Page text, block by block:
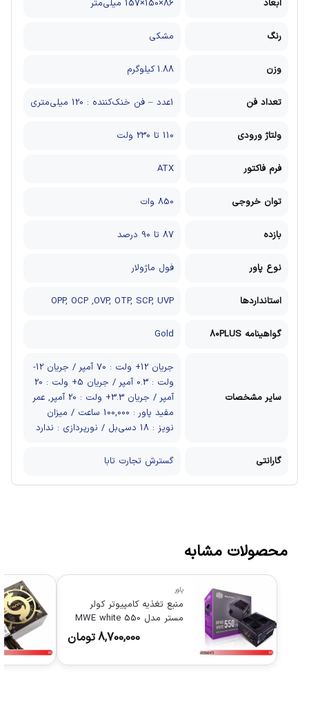
ابعاد 86×150×157 میلی‌متر
رنگ مشکی
وزن 1.88 کیلوگرم
تعداد فن 1عدد – فن خنک‌کننده : 120 میلی‌متری
ولتاژ ورودی 110 تا 230 ولت
فرم فاکتور ATX
توان خروجی 850 وات
بازده 87 تا 90 درصد
نوع پاور فول ماژولار
استانداردها OPP, OCP ,OVP, OTP, SCP, UVP
گواهینامه 80PLUS Gold
سایر مشخصات
جریان 12+ ولت : 70 آمپر / جریان 12-
ولت : 0.3 آمپر / جریان 5+ ولت : 20
آمپر / جریان 3.3+ ولت : 20 آمپر, عمر
مفید پاور : 100,000 ساعت / میزان
نویز : 18 دسی‌بل / نورپردازی : ندارد
گارانتی گسترش تجارت تابا
محصولات مشابه
پاور
منبع تغذیه کامپیوتر کولر
مستر مدل MWE white 550
8,700,000تومان